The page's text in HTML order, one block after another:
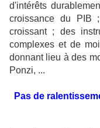
d'intérêts
croissance du PIB
croissant ; des
complexes et de
donnant lieu à des
Ponzi, ...
Pas de